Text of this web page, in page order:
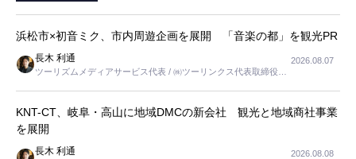
浜松市×初音ミク、市内周遊企画を展開 「音楽の都」を観光PR
長木 利通
ツーリズムメディアサービス代表 / ㈱ツーリンクス代表取締役社
2026.08.07
KNT-CT、岐阜・高山に地域DMCの新会社 観光と地域商社事業
を展開
長木 利通 2026.08.08